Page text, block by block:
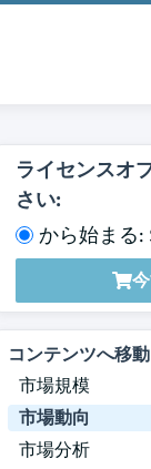
ライセンスオ
さい:
から始まる:
コンテンツへ移動
市場規模
市場動向
市場分析